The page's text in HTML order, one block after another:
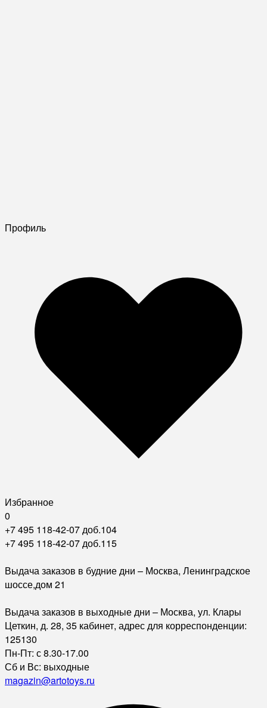
Профиль
Избранное
0
+7 495 118-42-07 доб.104
+7 495 118-42-07 доб.115
Выдача заказов в будние дни – Москва, Ленинградское
шоссе,дом 21
Выдача заказов в выходные дни – Москва, ул. Клары
Цеткин, д. 28, 35 кабинет, адрес для корреспонденции:
125130
Пн-Пт: с 8.30-17.00
Сб и Вс: выходные
magazin@artotoys.ru